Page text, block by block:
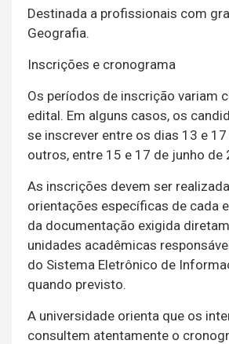
Destinada a profissionais com
Geografia.
Inscrições e cronograma
Os períodos de inscrição variam
edital. Em alguns casos, os
se inscrever entre os dias 13 e
outros, entre 15 e 17 de junho de
As inscrições devem ser
orientações específicas de cada
da documentação exigida
unidades acadêmicas
do Sistema Eletrônico de
quando previsto.
A universidade orienta que os
consultem atentamente o